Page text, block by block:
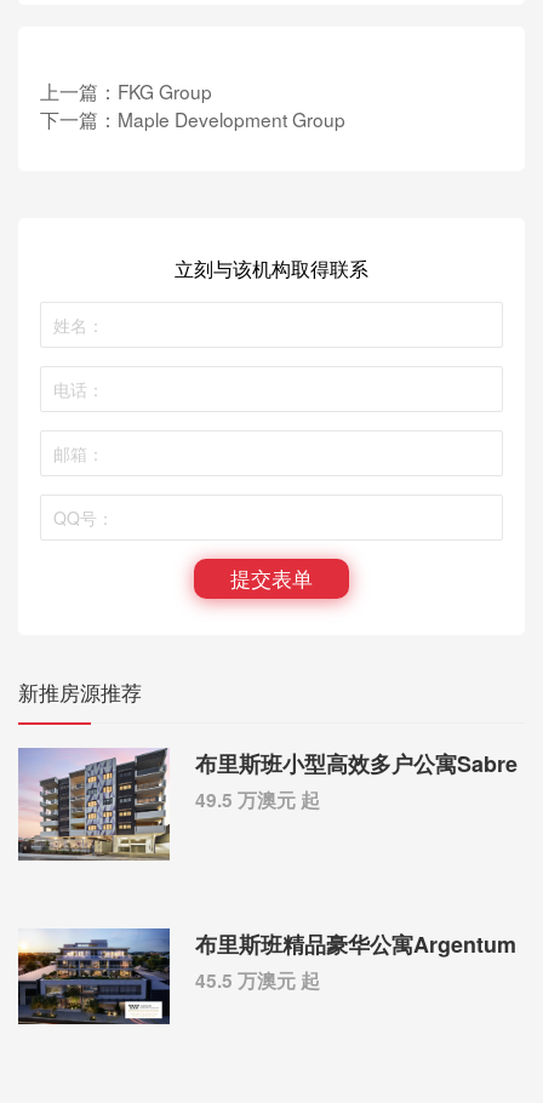
上一篇： FKG Group
下一篇： Maple Development Group
立刻与该机构取得联系
提交表单
新推房源推荐
布里斯班小型高效多户公寓Sabre
49.5 万澳元 起
布里斯班精品豪华公寓Argentum
45.5 万澳元 起